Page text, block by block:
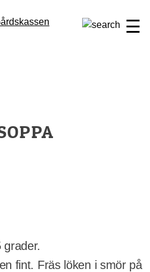
☰
grader.
fint. Fräs löken i smör på